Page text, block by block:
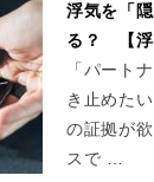
浮気を「
る？ 【浮
「パート
き止めた
の証拠が
スで …